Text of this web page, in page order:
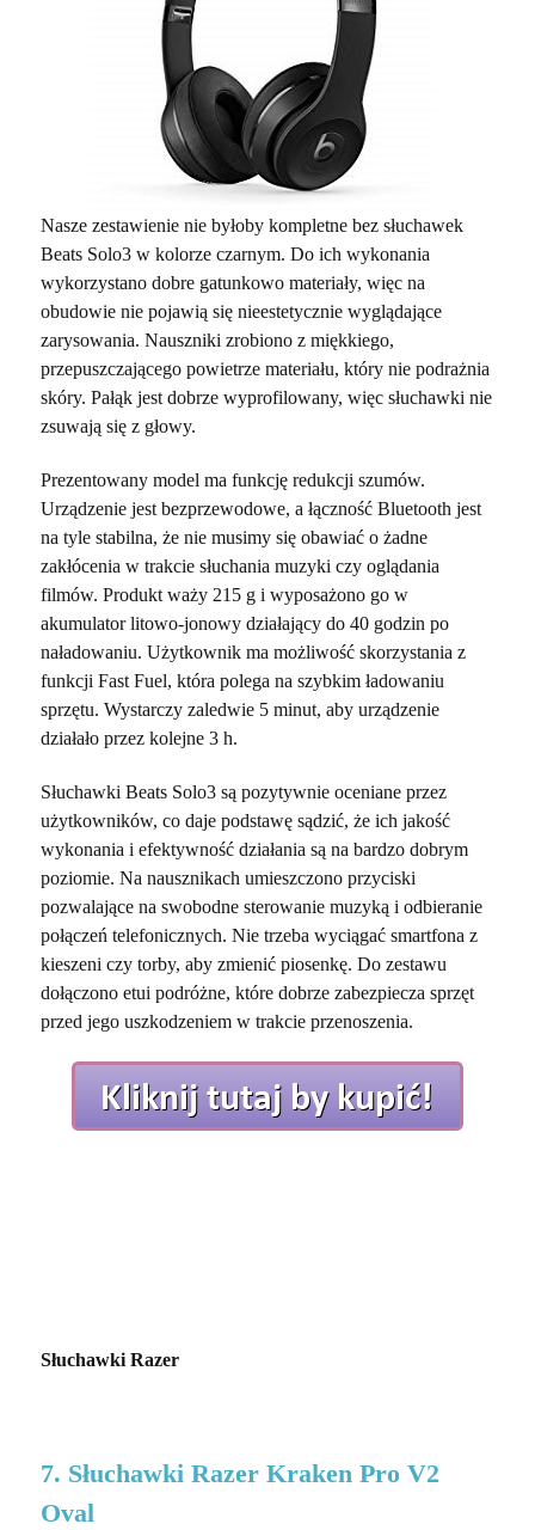
Nasze zestawienie nie byłoby kompletne bez słuchawek
Beats Solo3 w kolorze czarnym. Do ich wykonania
wykorzystano dobre gatunkowo materiały, więc na
obudowie nie pojawią się nieestetycznie wyglądające
zarysowania. Nauszniki zrobiono z miękkiego,
przepuszczającego powietrze materiału, który nie podrażnia
skóry. Pałąk jest dobrze wyprofilowany, więc słuchawki nie
zsuwają się z głowy.
Prezentowany model ma funkcję redukcji szumów.
Urządzenie jest bezprzewodowe, a łączność Bluetooth jest
na tyle stabilna, że nie musimy się obawiać o żadne
zakłócenia w trakcie słuchania muzyki czy oglądania
filmów. Produkt waży 215 g i wyposażono go w
akumulator litowo-jonowy działający do 40 godzin po
naładowaniu. Użytkownik ma możliwość skorzystania z
funkcji Fast Fuel, która polega na szybkim ładowaniu
sprzętu. Wystarczy zaledwie 5 minut, aby urządzenie
działało przez kolejne 3 h.
Słuchawki Beats Solo3 są pozytywnie oceniane przez
użytkowników, co daje podstawę sądzić, że ich jakość
wykonania i efektywność działania są na bardzo dobrym
poziomie. Na nausznikach umieszczono przyciski
pozwalające na swobodne sterowanie muzyką i odbieranie
połączeń telefonicznych. Nie trzeba wyciągać smartfona z
kieszeni czy torby, aby zmienić piosenkę. Do zestawu
dołączono etui podróżne, które dobrze zabezpiecza sprzęt
przed jego uszkodzeniem w trakcie przenoszenia.
Słuchawki Razer
7. Słuchawki Razer Kraken Pro V2
Oval